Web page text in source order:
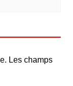
Les champs